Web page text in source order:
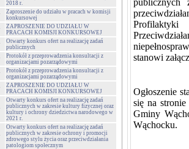
2018 r.
Zaproszenie do udziału w pracach w komisji
konkursowej
ZAPROSZENIE DO UDZIAŁU W
PRACACH KOMISJI KONKURSOWEJ
Otwarty konkurs ofert na realizację zadań
publicznych
Protokół z przeprowadzenia konsultacji z
organizacjami pozarządowymi
Protokół z przeprowadzenia konsultacji z
organizacjami pozarządowymi
ZAPROSZENIE DO UDZIAŁU W
PRACACH KOMISJI KONKURSOWEJ
Otwarty konkurs ofert na realizację zadań
publicznych w zakresie kultury fizycznej oraz
kultury i ochrony dziedzictwa narodowego w
2021 r.
Otwarty konkurs ofert na realizację zadań
publicznych w zakresie ochrony i promocji
zdrowego stylu życia oraz przeciwdziałania
patologiom społecznym
stanowi
Ogłoszenie
się na
Gminy
Wąchocku.